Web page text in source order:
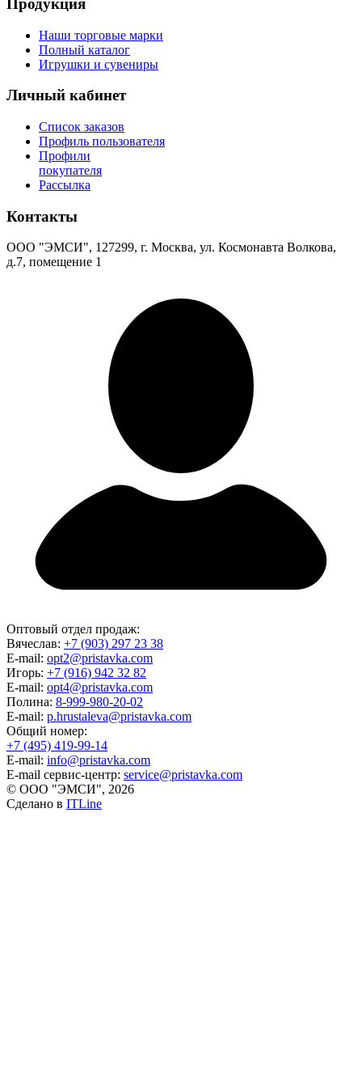
Продукция
Наши торговые марки
Полный каталог
Игрушки и сувениры
Личный кабинет
Список заказов
Профиль пользователя
Профили
покупателя
Рассылка
Контакты
ООО "ЭМСИ", 127299, г. Москва, ул. Космонавта Волкова,
д.7, помещение 1
Оптовый отдел продаж:
Вячеслав: +7 (903) 297 23 38
E-mail: opt2@pristavka.com
Игорь: +7 (916) 942 32 82
E-mail: opt4@pristavka.com
Полина: 8-999-980-20-02
E-mail: p.hrustaleva@pristavka.com
Общий номер:
+7 (495) 419-99-14
E-mail: info@pristavka.com
E-mail сервис-центр: service@pristavka.com
© ООО "ЭМСИ", 2026
Сделано в ITLine